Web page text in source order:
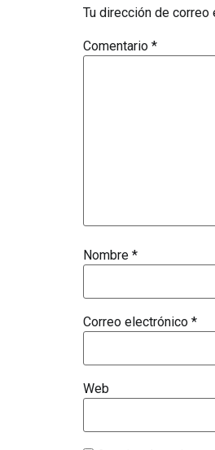
Tu dirección de correo
Comentario *
Nombre *
Correo electrónico *
Web